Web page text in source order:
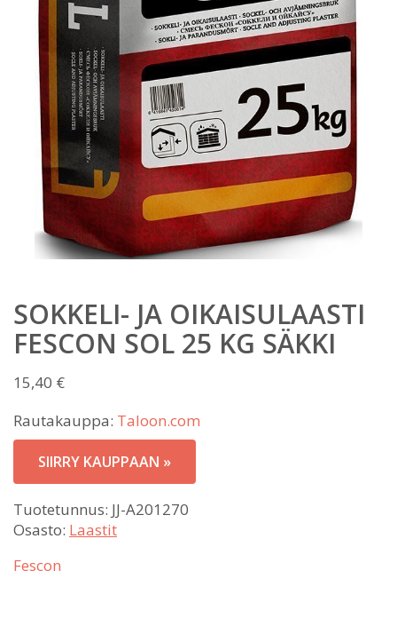
SOKKELI- JA OIKAISULAASTI
FESCON SOL 25 KG SÄKKI
15,40 €
Rautakauppa: Taloon.com
SIIRRY KAUPPAAN »
Tuotetunnus: JJ-A201270
Osasto: Laastit
Fescon